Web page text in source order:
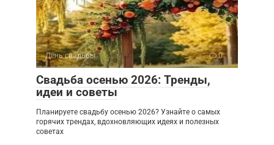
День свадьбы 0
Свадьба осенью 2026: Тренды,
идеи и советы
Планируете свадьбу осенью 2026? Узнайте о самых
горячих трендах, вдохновляющих идеях и полезных
советах